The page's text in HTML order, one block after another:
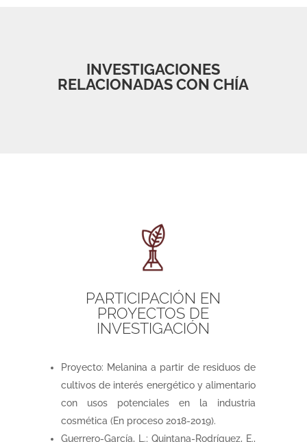
INVESTIGACIONES
RELACIONADAS CON CHÍA
PARTICIPACIÓN EN
PROYECTOS DE
INVESTIGACIÓN
Proyecto: Melanina a partir de residuos de
cultivos de interés energético y alimentario
con usos potenciales en la industria
cosmética (En proceso 2018-2019).
Guerrero-García, L.; Quintana-Rodríguez, E.,